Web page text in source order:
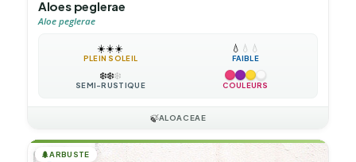
Aloes peglerae
Aloe peglerae
☀️☀️☀️
PLEIN SOLEIL
💧 💧 💧
FAIBLE
❄️❄️❄️
SEMI-RUSTIQUE COULEURS
🍃ALOACEAE
🌲ARBUSTE